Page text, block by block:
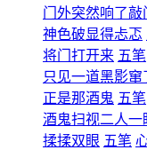
门外突然响了敲
神色破显得忐忑
将门打开来 五笔
只见一道黑影窜
正是那酒鬼 五笔
酒鬼扫视二人一
揉揉双眼 五笔